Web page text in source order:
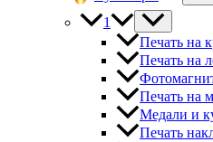
1
Печать на
Печать на
Печать на
Медали и
Печать